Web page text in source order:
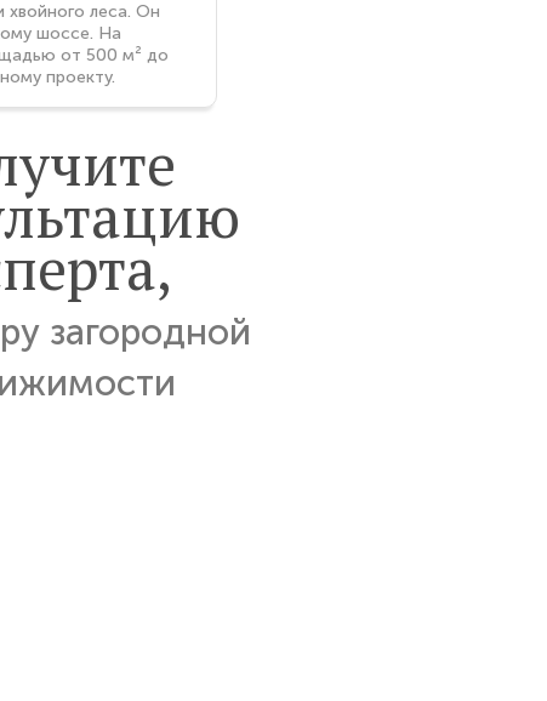
хвойного леса. Он
шоссе. На
от 500 м² до
проекту.
загородной